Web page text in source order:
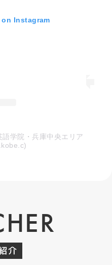
Instagram
学院・兵庫中央エリア
介